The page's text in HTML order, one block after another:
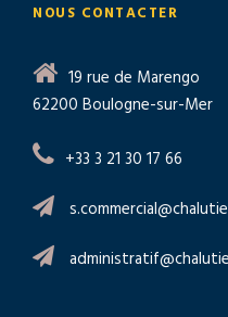
NOUS CONTACTER
19 rue de Marengo
62200 Boulogne-sur-Mer
+33 3 21 30 17 66